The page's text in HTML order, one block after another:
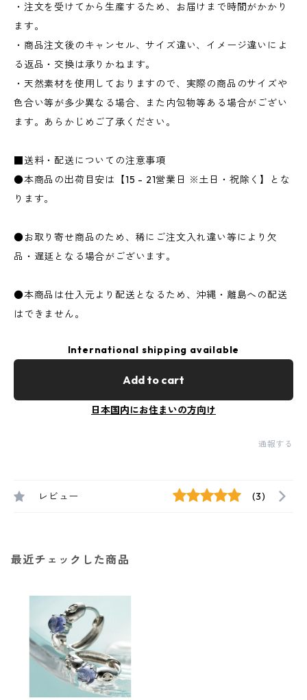
・注文を受けてから生産するため、お届けまで時間がかかり
ます。
・商品注文後のキャンセル、サイズ違い、イメージ違いによ
る返品・交換は承りかねます。
・天然素材を使用しておりますので、実際の商品のサイズや
色合い等が多少異なる場合、また内包物等ある場合がござい
ます。あらかじめご了承ください。
■送料・配送についての注意事項
●本商品の出荷目安は【15 - 21営業日 ※土日・祝除く】とな
ります。
●お取り寄せ商品のため、稀にご注文入れ違い等により欠
品・遅延となる場合がございます。
●本商品は仕入元より配送となるため、沖縄・離島への配送
はできません。
International shipping available
Add to cart
日本国内にお住まいの方向け
通報する
レビュー (3)
最近チェックした商品